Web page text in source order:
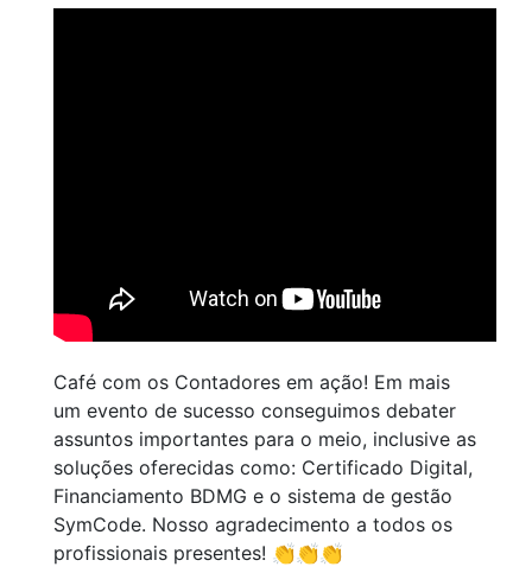
Café com os Contadores em ação! Em mais
um evento de sucesso conseguimos debater
assuntos importantes para o meio, inclusive as
soluções oferecidas como: Certificado Digital,
Financiamento BDMG e o sistema de gestão
SymCode. Nosso agradecimento a todos os
profissionais presentes! 👏👏👏